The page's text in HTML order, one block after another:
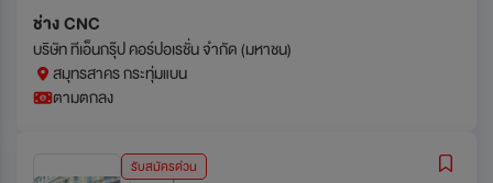
ช่าง CNC
บริษัท ทีเอ็นกรุ๊ป คอร์ปอเรชั่น จำกัด (มหาชน)
สมุทรสาคร กระทุ่มแบน
ตามตกลง
รับสมัครด่วน